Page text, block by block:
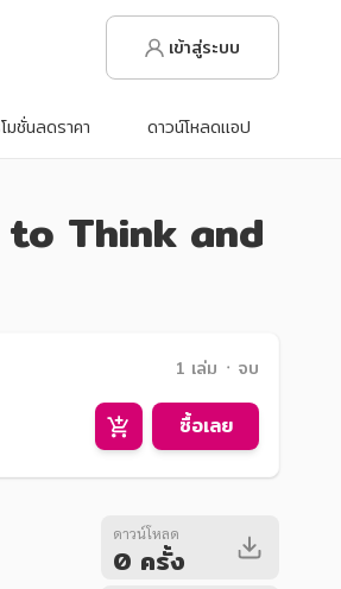
เข้าสู่ระบบ
มชั่นลดราคา ดาวน์โหลดแอป
to Think and
1 เล่ม ᛫ จบ
ซื้อเลย
ดาวน์โหลด
0 ครั้ง